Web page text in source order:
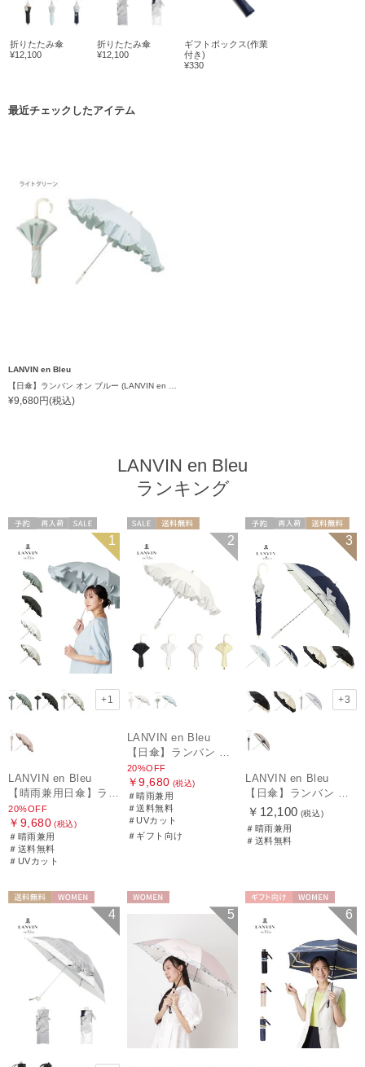
折りたたみ傘
¥12,100
折りたたみ傘
¥12,100
ギフトボックス(作業
付き)
¥330
最近チェックしたアイテム
LANVIN en Bleu
¥9,680円(税込)
LANVIN en Bleu
ランキング
セール
送料無料
1
+1
LANVIN en Bleu
【晴雨兼用日傘】ランバン オン ブルー (LANVIN en Bleu) フレアフリル 一級遮光99.99% 遮熱 簡単開閉 UV 晴雨兼用
20%OFF
￥9,680 (税込)
＃晴雨兼用
＃送料無料
＃UVカット
ギフト向け
2
LANVIN en Bleu
【日傘】ランバン オン ブルー (LANVIN en Bleu) ラッフルフリル ショート折りたたみ傘 楽折り
20%OFF
￥9,680 (税込)
＃晴雨兼用
＃送料無料
＃UVカット
＃ギフト向け
送料無料
WOMEN
3
+3
LANVIN en Bleu
【日傘】ランバン オン ブルー(LANVIN en Bleu) ビジューリボン 晴雨兼用日傘 遮光 遮熱 UV
￥12,100 (税込)
＃晴雨兼用
＃送料無料
4 5 WOMEN 6